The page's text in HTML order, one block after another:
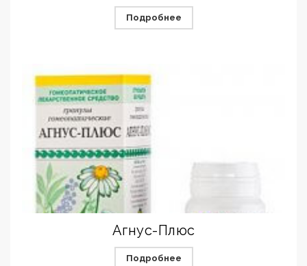
Подробнее
Агнус-Плюс
Подробнее